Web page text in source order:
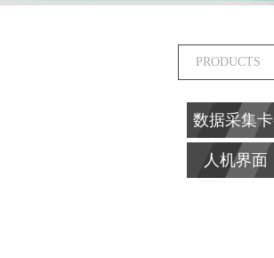
PRODUCTS
数据采集
PCI
人机界面